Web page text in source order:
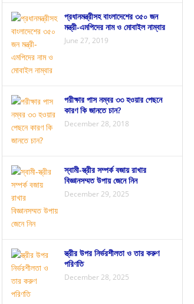
প্রধানমন্ত্রীসহ বাংলাদেশের ৩৫০ জন
মন্ত্রী-এমপিদের নাম ও মোবাইল নাম্বার
June 27, 2019
পরীক্ষার পাস নম্বর ৩৩ হওয়ার পেছনে
কারণ কি জানতে চান?
December 28, 2018
স্বামী-স্ত্রীর সম্পর্ক বজায় রাখার
বিজ্ঞানসম্মত উপায় জেনে নিন
December 29, 2025
স্ত্রীর উপর নির্ভরশীলতা ও তার করুণ
পরিণতি
December 28, 2025